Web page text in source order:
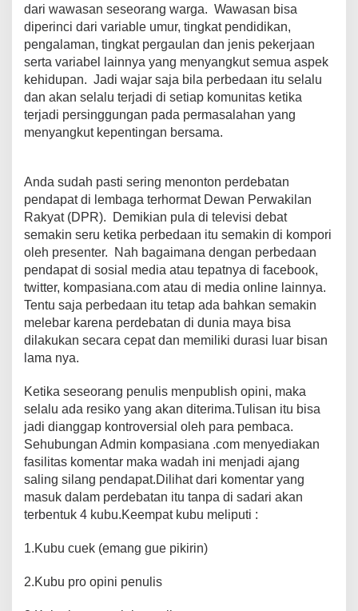
dari wawasan seseorang warga. Wawasan bisa
diperinci dari variable umur, tingkat pendidikan,
pengalaman, tingkat pergaulan dan jenis pekerjaan
serta variabel lainnya yang menyangkut semua aspek
kehidupan. Jadi wajar saja bila perbedaan itu selalu
dan akan selalu terjadi di setiap komunitas ketika
terjadi persinggungan pada permasalahan yang
menyangkut kepentingan bersama.
Anda sudah pasti sering menonton perdebatan
pendapat di lembaga terhormat Dewan Perwakilan
Rakyat (DPR). Demikian pula di televisi debat
semakin seru ketika perbedaan itu semakin di kompori
oleh presenter. Nah bagaimana dengan perbedaan
pendapat di sosial media atau tepatnya di facebook,
twitter, kompasiana.com atau di media online lainnya.
Tentu saja perbedaan itu tetap ada bahkan semakin
melebar karena perdebatan di dunia maya bisa
dilakukan secara cepat dan memiliki durasi luar bisan
lama nya.
Ketika seseorang penulis menpublish opini, maka
selalu ada resiko yang akan diterima.Tulisan itu bisa
jadi dianggap kontroversial oleh para pembaca.
Sehubungan Admin kompasiana .com menyediakan
fasilitas komentar maka wadah ini menjadi ajang
saling silang pendapat.Dilihat dari komentar yang
masuk dalam perdebatan itu tanpa di sadari akan
terbentuk 4 kubu.Keempat kubu meliputi :
1.Kubu cuek (emang gue pikirin)
2.Kubu pro opini penulis